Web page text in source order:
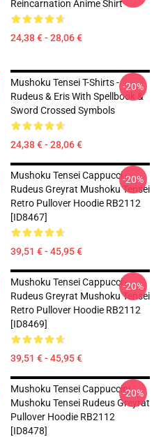
Reincarnation Anime Shirt
24,38 € - 28,06 €
Mushoku Tensei T-Shirts -
Rudeus & Eris With Spellbook &
Sword Crossed Symbols
24,38 € - 28,06 €
-20%
Mushoku Tensei Cappucci -
Rudeus Greyrat Mushoku Tensei
Retro Pullover Hoodie RB2112
[ID8467]
39,51 € - 45,95 €
-20%
Mushoku Tensei Cappucci -
Rudeus Greyrat Mushoku Tensei
Retro Pullover Hoodie RB2112
[ID8469]
39,51 € - 45,95 €
-20%
Mushoku Tensei Cappuccini -
Mushoku Tensei Rudeus Greyrat
Pullover Hoodie RB2112
[ID8478]
-20%